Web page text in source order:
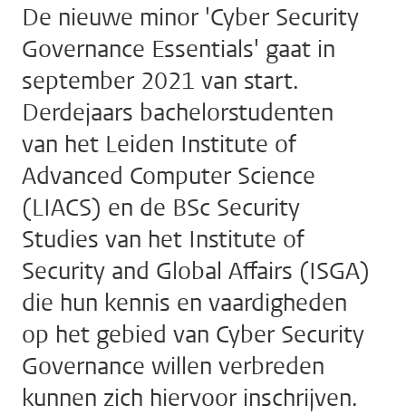
De nieuwe minor 'Cyber Security
Governance Essentials' gaat in
september 2021 van start.
Derdejaars bachelorstudenten
van het Leiden Institute of
Advanced Computer Science
(LIACS) en de BSc Security
Studies van het Institute of
Security and Global Affairs (ISGA)
die hun kennis en vaardigheden
op het gebied van Cyber Security
Governance willen verbreden
kunnen zich hiervoor inschrijven.